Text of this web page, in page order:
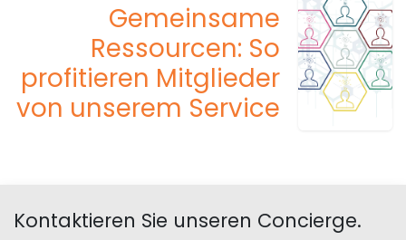
Gemeinsame
Ressourcen: So
profitieren Mitglieder
von unserem Service
Kontaktieren Sie unseren Concierge.